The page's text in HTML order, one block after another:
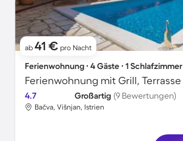
ab 41 € pro Nacht
Ferienwohnung ∙ 4 Gäste ∙ 1 Schlafzimmer
4.7 Großartig (9 Bewertungen)
Bačva, Višnjan, Istrien